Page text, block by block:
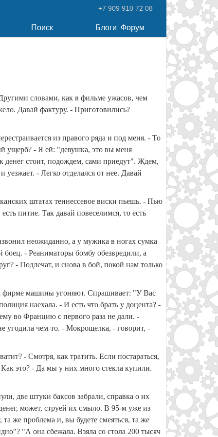
+7 909 910 72 08
Поиск Блоги Форум
словами, как в фильме ужасов, чем
Давай фактуру. - Приготовились?
из правого ряда и под меня. - То
ущерб? - Я ей: "девушка, это вы меня
стоит, подождем, сами приедут". Ждем,
- Легко отделался от нее. Давай
штатах теннессевое виски пьешь. - Пью
питие. Так давай повеселимся, то есть
неожиданно, а у мужика в ногах сумка
- Реаниматоры бомбу обезвредили, а
- Подлечат, и снова в бой, покой нам только
фирме машины угоняют. Спрашивает: "У Вас
наехала. - И есть что брать у доцента? -
во Францию с первого раза не дали. -
угодила чем-то. - Мокрощелка, - говорит, -
- Смотря, как тратить. Если постараться,
это? - Да мы у них много стекла купили.
две штуки баксов забрали, справка о их
может, струей их смыло. В 95-м уже из
же проблема и, вы будете смеяться, та же
"А она сбежала. Взяла со стола 200 тысяч